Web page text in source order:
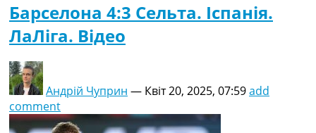
Барселона 4:3 Сельта. Іспанія.
ЛаЛіга. Відео
Андрій Чуприн — Квіт 20, 2025, 07:59add
comment